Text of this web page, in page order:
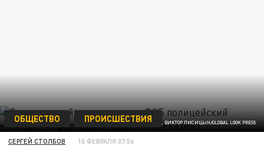
VICTOR LISITSYN, ВИКТОР ЛИСИЦЫН/GLOBAL LOOK PRESS
ОБЩЕСТВО ПРОИСШЕСТВИЯ
СЕРГЕЙ СТОЛБОВ 10 ФЕВРАЛЯ 07:56